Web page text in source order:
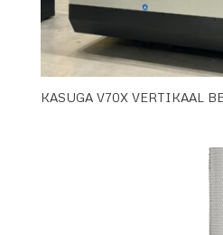
KASUGA V70X VERTIKAAL